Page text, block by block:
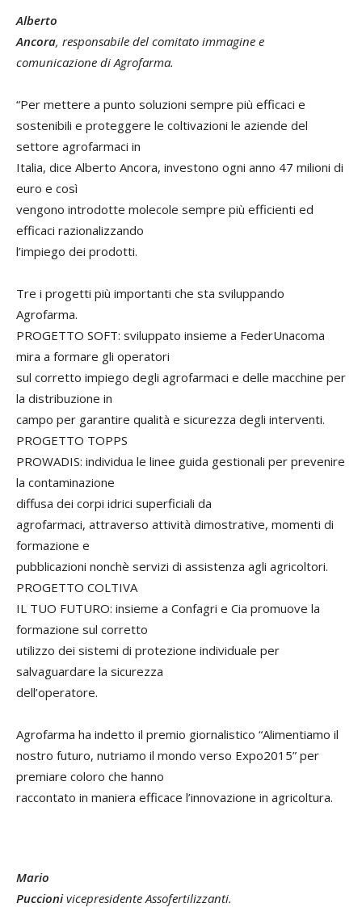
Alberto
Ancora, responsabile del comitato immagine e
comunicazione di Agrofarma.
“Per mettere a punto soluzioni sempre più efficaci e
sostenibili e proteggere le coltivazioni le aziende del
settore agrofarmaci in
Italia, dice Alberto Ancora, investono ogni anno 47 milioni di
euro e così
vengono introdotte molecole sempre più efficienti ed
efficaci razionalizzando
l’impiego dei prodotti.
Tre i progetti più importanti che sta sviluppando
Agrofarma.
PROGETTO SOFT: sviluppato insieme a FederUnacoma
mira a formare gli operatori
sul corretto impiego degli agrofarmaci e delle macchine per
la distribuzione in
campo per garantire qualità e sicurezza degli interventi.
PROGETTO TOPPS
PROWADIS: individua le linee guida gestionali per prevenire
la contaminazione
diffusa dei corpi idrici superficiali da
agrofarmaci, attraverso attività dimostrative, momenti di
formazione e
pubblicazioni nonchè servizi di assistenza agli agricoltori.
PROGETTO COLTIVA
IL TUO FUTURO: insieme a Confagri e Cia promuove la
formazione sul corretto
utilizzo dei sistemi di protezione individuale per
salvaguardare la sicurezza
dell’operatore.
Agrofarma ha indetto il premio giornalistico “Alimentiamo il
nostro futuro, nutriamo il mondo verso Expo2015” per
premiare coloro che hanno
raccontato in maniera efficace l’innovazione in agricoltura.
Mario
Puccionivicepresidente Assofertilizzanti.